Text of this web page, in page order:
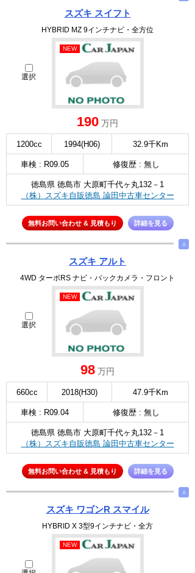
スズキ スイフト
HYBRID MZ 9インチナビ・全方位
選択
NEW
190 万円
1200cc 1994(H06) 32.9千Km
車検 : R09.05 修復歴 : 無し
徳島県 徳島市 大原町千代ヶ丸132－1
（株）スズキ自販徳島 論田中古車センター
無料お問い合わせ & 見積もり 詳細を見る
∧
スズキ アルト
4WD ターボRS ナビ・バックカメラ・フロント
選択
NEW
98 万円
660cc 2018(H30) 47.9千Km
車検 : R09.04 修復歴 : 無し
徳島県 徳島市 大原町千代ヶ丸132－1
（株）スズキ自販徳島 論田中古車センター
無料お問い合わせ & 見積もり 詳細を見る
∧
スズキ ワゴンR スマイル
HYBRID X 3型9インチナビ・全方
NEW